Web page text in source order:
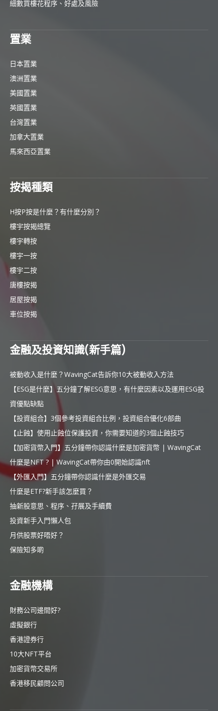
細數買樓花程序、好處及風險
置業
日本置業
澳洲置業
美國置業
英國置業
台灣置業
加拿大置業
馬來西亞置業
按揭種類
H按P按是什麼？有什麼分別？
樓宇按揭總覽
樓宇轉按
樓宇一按
樓宇二按
唐樓按揭
居屋按揭
車位按揭
金融及投資知識(新手篇)
被動收入是什麼？WavingCat告訴你10大被動收入方法
【ESG是什麼】五分鐘了解ESG意思，有什麼因素以及運用ESG投
資優點缺點
【投資組合】3個參考投資組合比例，投資組合優化6部曲
【止蝕】使用止蝕位保護投資，你需要知道的3個止蝕技巧
【加密貨幣入門】五分鐘帶你認識什麼是加密貨幣 | WavingCat
什麼是NFT ? | WavingCat帶你由0開始認識nft
【外匯入門】五分鐘帶你認識什麼是外匯交易
什麼是ETF?新手該怎麼買？
抽新股意思、程序、孖展及手續費
投資新手入門懶人包
月供股票好唔好？
保險知多啲
金融機構
財務公司邊間好?
虛擬銀行
香港證券行
10大NFT平台
加密貨幣交易所
香港移民顧問公司